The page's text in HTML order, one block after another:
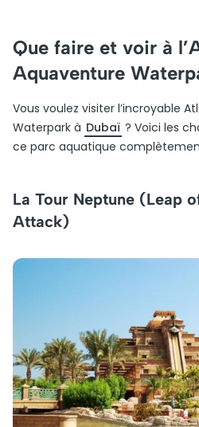
Que faire et voir à
Aquaventure
Vous voulez visiter l’incroyable
Waterpark à Dubaï ? Voici les
ce parc aquatique
La Tour Neptune (Leap
Attack)